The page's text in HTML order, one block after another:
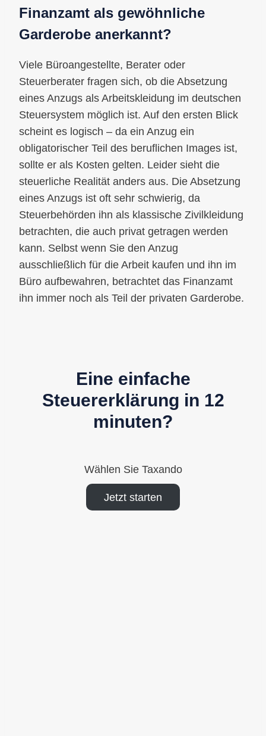
Finanzamt als gewöhnliche
Garderobe anerkannt?
Viele Büroangestellte, Berater oder
Steuerberater fragen sich, ob die Absetzung
eines Anzugs als Arbeitskleidung im deutschen
Steuersystem möglich ist. Auf den ersten Blick
scheint es logisch – da ein Anzug ein
obligatorischer Teil des beruflichen Images ist,
sollte er als Kosten gelten. Leider sieht die
steuerliche Realität anders aus. Die Absetzung
eines Anzugs ist oft sehr schwierig, da
Steuerbehörden ihn als klassische Zivilkleidung
betrachten, die auch privat getragen werden
kann. Selbst wenn Sie den Anzug
ausschließlich für die Arbeit kaufen und ihn im
Büro aufbewahren, betrachtet das Finanzamt
ihn immer noch als Teil der privaten Garderobe.
Eine einfache
Steuererklärung in 12
minuten?
Wählen Sie Taxando
Jetzt starten